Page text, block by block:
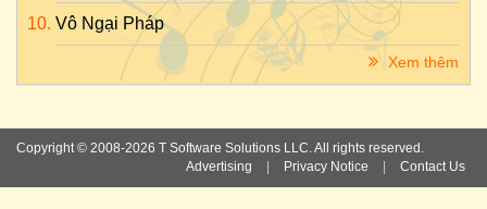
Vô Ngại Pháp
Xem thêm
Copyright © 2008-2026 T Software Solutions LLC. All rights reserved.
Advertising
Privacy Notice Contact Us